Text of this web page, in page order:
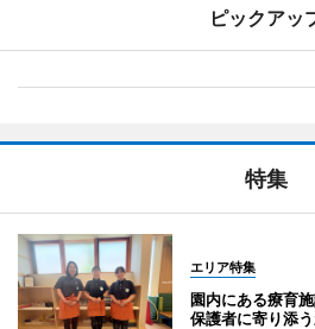
ピックアッ
特集
エリア特集
園内にある療育
保護者に寄り添